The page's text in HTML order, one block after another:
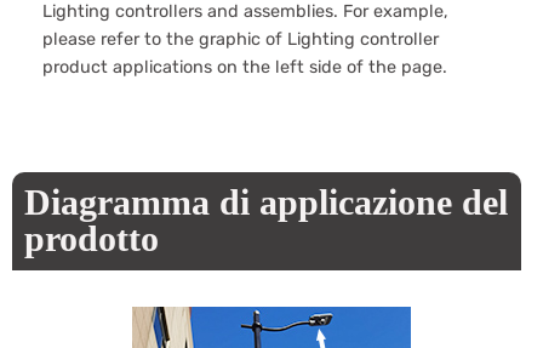
Lighting controllers and assemblies. For example,
please refer to the graphic of Lighting controller
product applications on the left side of the page.
Diagramma di applicazione del
prodotto